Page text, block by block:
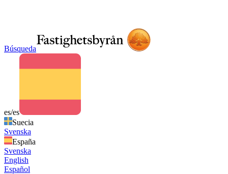
Búsqueda
es/es
Suecia
Svenska
España
Svenska
English
Español